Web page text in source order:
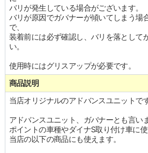
バリが発生している場合がございます。
バリが原因でガバナーが傾いてしまう場
で、
装着前には必ず確認し、バリを落として
い。
使用時にはグリスアップが必要です。
商品説明
当店オリジナルのアドバンスユニットです
アドバンスユニット、ガバナーとも言い
ポイントの車種やダイナS取り付け車に使
当店の以下の商品にも使えます。